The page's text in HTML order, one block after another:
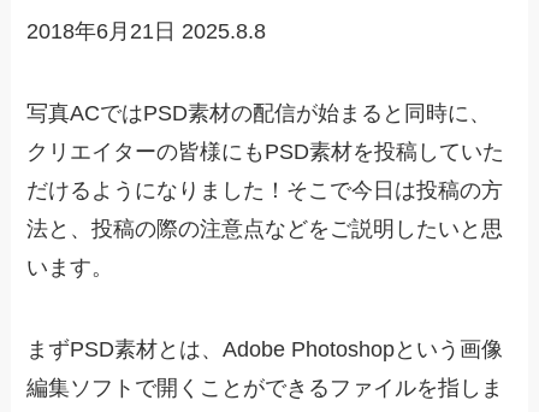
2018年6月21日 2025.8.8
写真ACではPSD素材の配信が始まると同時に、
クリエイターの皆様にもPSD素材を投稿していた
だけるようになりました！そこで今日は投稿の方
法と、投稿の際の注意点などをご説明したいと思
います。
まずPSD素材とは、Adobe Photoshopという画像
編集ソフトで開くことができるファイルを指しま